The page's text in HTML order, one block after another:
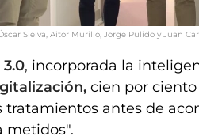
Sielva, Aitor Murillo, Jorge Pulido y Juan
, incorporada la
cien por
tratamientos antes de
metidos".